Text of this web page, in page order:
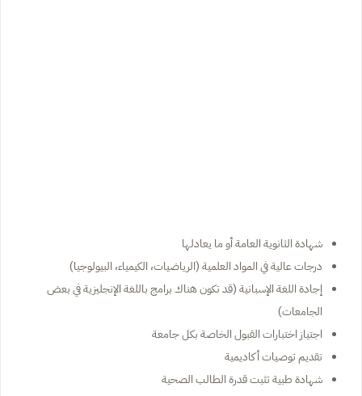
شهادة الثانوية العامة أو ما يعادلها
درجات عالية في المواد العلمية (الرياضيات، الكيمياء، البيولوجيا)
إجادة اللغة الإسبانية (قد تكون هناك برامج باللغة الإنجليزية في بعض
الجامعات)
اجتياز اختبارات القبول الخاصة بكل جامعة
تقديم توصيات أكاديمية
شهادة طبية تثبت قدرة الطالب الصحية